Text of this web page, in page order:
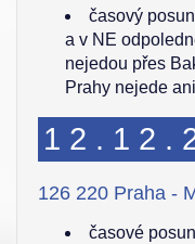
časový
a v NE
nejedou přes
Prahy nejede
126 220 Praha -
časové